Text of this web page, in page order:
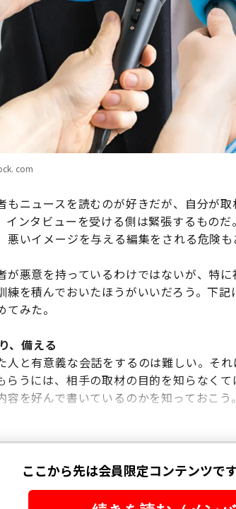
com
もニュースを読むのが好きだが、自分が
インタビューを受ける側は緊張するもの
悪いイメージを与える編集をされる危険も
が悪意を持っているわけではないが、特
練を積んでおいたほうがいいだろう。下
みた。
、備える
人と有意義な会話をするのは難しい。そ
らうには、相手の取材の目的を知らなく
容を好んで書いているのかを知っておこう。